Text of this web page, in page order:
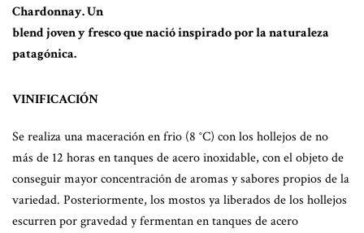
Chardonnay. Un
blend joven y fresco que nació inspirado por la naturaleza
patagónica.
VINIFICACIÓN
Se realiza una maceración en frio (8 °C) con los hollejos de no
más de 12 horas en tanques de acero inoxidable, con el objeto de
conseguir mayor concentración de aromas y sabores propios de la
variedad. Posteriormente, los mostos ya liberados de los hollejos
escurren por gravedad y fermentan en tanques de acero